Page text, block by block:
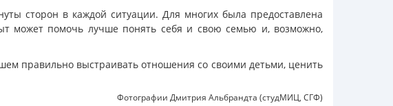
сторон в каждой ситуации. Для многих была предоставлена
может помочь лучше понять себя и свою семью и, возможно,
правильно выстраивать отношения со своими детьми, ценить
Фотографии Дмитрия Альбрандта (студМИЦ, СГФ)